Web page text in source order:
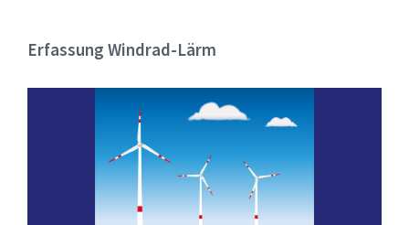
Erfassung Windrad-Lärm